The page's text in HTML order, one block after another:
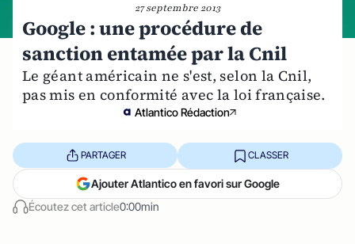
27 septembre 2013
Google : une procédure de
sanction entamée par la Cnil
Le géant américain ne s'est, selon la Cnil,
pas mis en conformité avec la loi française.
Atlantico Rédaction
Écoutez cet article0:00min
PARTAGER CLASSER
Ajouter Atlantico en favori sur Google